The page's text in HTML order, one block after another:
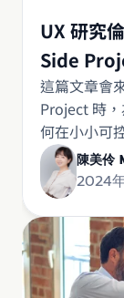
這篇文章會
Project 時
何在小小可
UX 研究
Side
陳美伶
2024